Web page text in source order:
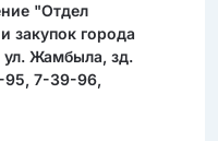
"Отдел
закупок города
ул. Жамбыла, зд.
95, 7-39-96,